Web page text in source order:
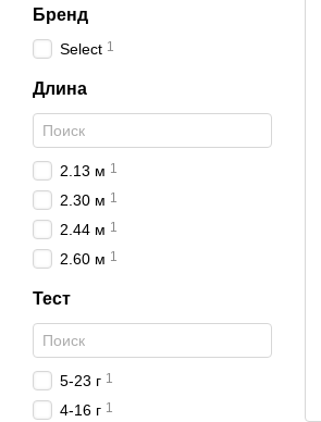
Бренд
Select 1
Длина
2.13 м 1
2.30 м 1
2.44 м 1
2.60 м 1
Тест
5-23 г 1
4-16 г 1